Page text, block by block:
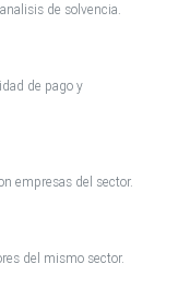
de solvencia.
de pago y
empresas del sector.
del mismo sector.